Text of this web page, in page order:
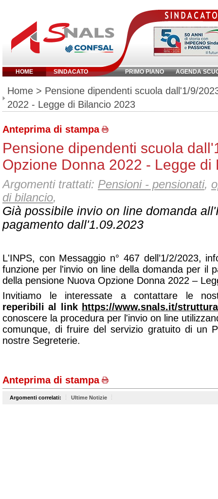
HOME SINDACATO PRIMO PIANO AGENDA
Inserisci parola chiave:
Home > Pensione dipendenti scuola dall'1/9/
2022 - Legge di Bilancio 2023
Anteprima di stampa
Pensione dipendenti scuola
Opzione Donna 2022 - Legge di
Argomenti trattati: Pensioni - pensionati,
di bilancio,
Già possibile invio on line domanda
pagamento dall'1.09.2023
L'INPS, con Messaggio n° 467 dell’1/2/2023,
funzione per l'invio on line della domanda per il
della pensione Nuova Opzione Donna 2022 –
Invitiamo le interessate a contattare le
reperibili al link https://www.snals.it/
conoscere la procedura per l'invio on line
comunque, di fruire del servizio gratuito di un
nostre Segreterie.
Anteprima di stampa
Argomenti correlati: Ultime Notizie